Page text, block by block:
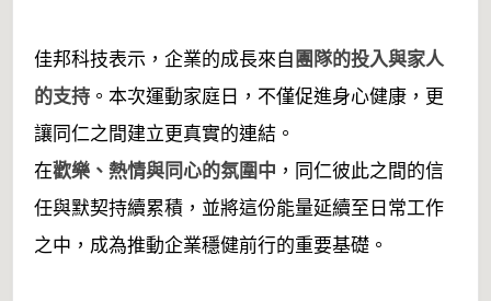
佳邦科技表示，企業的成長來自團隊的投入與家人
的支持 。本次運動家庭日，不僅促進身心健康，更
讓同仁之間建立更真實的連結。
在歡樂、熱情與同心的氛圍中 ，同仁彼此之間的信
任與默契持續累積，並將這份能量延續至日常工作
之中，成為推動企業穩健前行的重要基礎。